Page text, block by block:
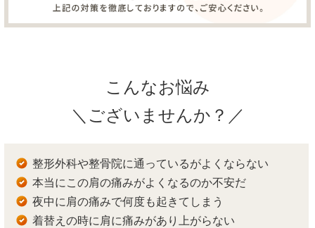
こんなお悩み
＼ございませんか？／
整形外科や整骨院に通っているがよくならない
本当にこの肩の痛みがよくなるのか不安だ
夜中に肩の痛みで何度も起きてしまう
着替えの時に肩に痛みがあり上がらない